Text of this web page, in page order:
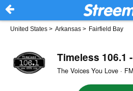
United States > Arkansas > Fairfield Bay
Timeless 106.1
The Voices You Love ·